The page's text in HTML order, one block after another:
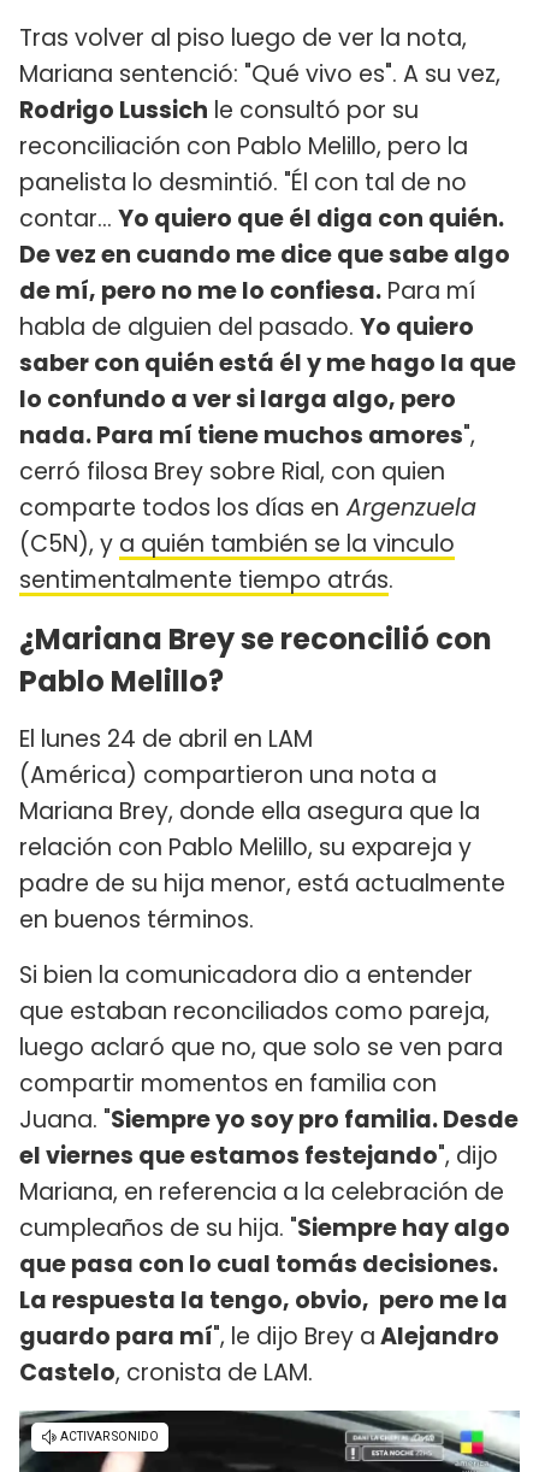
Tras volver al piso luego de ver la nota,
Mariana sentenció: "Qué vivo es". A su vez,
Rodrigo Lussich le consultó por su
reconciliación con Pablo Melillo, pero la
panelista lo desmintió. "Él con tal de no
contar... Yo quiero que él diga con quién.
De vez en cuando me dice que sabe algo
de mí, pero no me lo confiesa. Para mí
habla de alguien del pasado. Yo quiero
saber con quién está él y me hago la que
lo confundo a ver si larga algo, pero
nada. Para mí tiene muchos amores",
cerró filosa Brey sobre Rial, con quien
comparte todos los días en Argenzuela
(C5N), y a quién también se la vinculo
sentimentalmente tiempo atrás.
¿Mariana Brey se reconcilió con
Pablo Melillo?
El lunes 24 de abril en LAM
(América) compartieron una nota a
Mariana Brey, donde ella asegura que la
relación con Pablo Melillo, su expareja y
padre de su hija menor, está actualmente
en buenos términos.
Si bien la comunicadora dio a entender
que estaban reconciliados como pareja,
luego aclaró que no, que solo se ven para
compartir momentos en familia con
Juana. "Siempre yo soy pro familia. Desde
el viernes que estamos festejando", dijo
Mariana, en referencia a la celebración de
cumpleaños de su hija. "Siempre hay algo
que pasa con lo cual tomás decisiones.
La respuesta la tengo, obvio, pero me la
guardo para mí", le dijo Brey aAlejandro
Castelo, cronista de LAM.